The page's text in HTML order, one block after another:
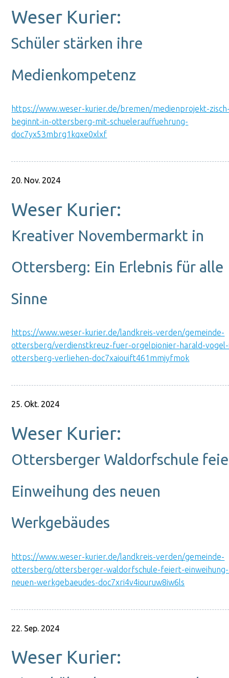
Weser Kurier:
Schüler stärken ihre
Medienkompetenz
https://www.weser-kurier.de/bremen/medienprojekt-
beginnt-in-ottersberg-mit-schuelerauffuehrung-
doc7yx53mbrg1kqxe0xlxf
20. Nov. 2024
Weser Kurier:
Kreativer Novembermarkt in
Ottersberg: Ein Erlebnis für alle
Sinne
https://www.weser-kurier.de/landkreis-verden/gemeinde-
ottersberg/verdienstkreuz-fuer-orgelpionier-harald-
ottersberg-verliehen-doc7xaiouift461mmjyfmok
25. Okt. 2024
Weser Kurier:
Ottersberger Waldorfschule
Einweihung des neuen
Werkgebäudes
https://www.weser-kurier.de/landkreis-verden/gemeinde-
ottersberg/ottersberger-waldorfschule-feiert-
neuen-werkgebaeudes-doc7xri4v4iouruw8iw6ls
22. Sep. 2024
Weser Kurier: